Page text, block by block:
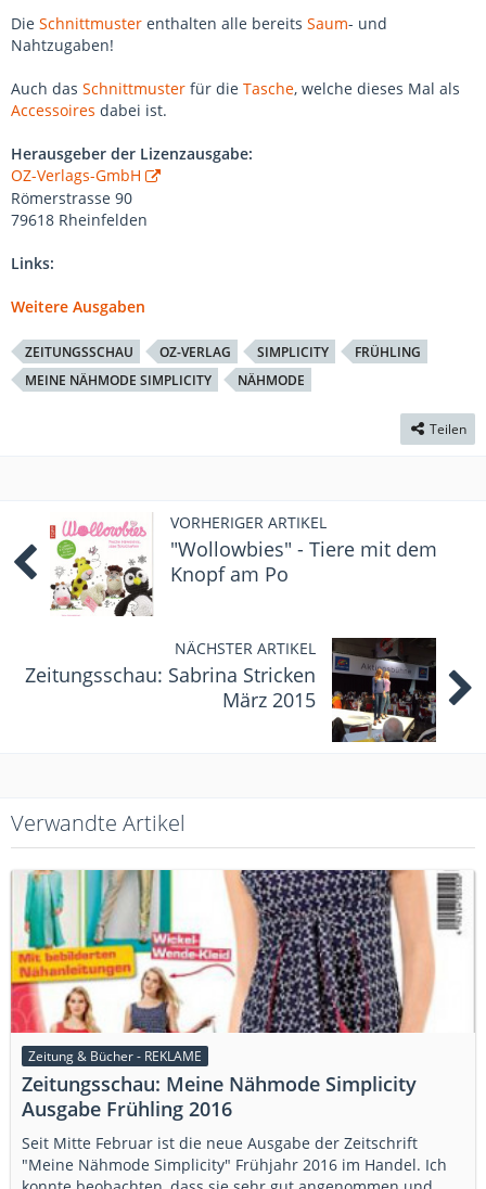
Die Schnittmuster enthalten alle bereits Saum- und
Nahtzugaben!
Auch das Schnittmuster für die Tasche, welche dieses Mal als
Accessoires dabei ist.
Herausgeber der Lizenzausgabe:
OZ-Verlags-GmbH
Römerstrasse 90
79618 Rheinfelden
Links:
Weitere Ausgaben
ZEITUNGSSCHAU OZ-VERLAG SIMPLICITY
FRÜHLING
MEINE NÄHMODE SIMPLICITY
NÄHMODE
Teilen
VORHERIGER ARTIKEL
"Wollowbies" - Tiere mit dem
Knopf am Po
NÄCHSTER ARTIKEL
Zeitungsschau: Sabrina Stricken
März 2015
Verwandte Artikel
Zeitung & Bücher - REKLAME
Zeitungsschau: Meine Nähmode Simplicity
Ausgabe Frühling 2016
Seit Mitte Februar ist die neue Ausgabe der Zeitschrift
"Meine Nähmode Simplicity" Frühjahr 2016 im Handel. Ich